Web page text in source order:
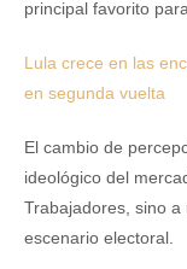
principal favorito
Lula crece en las
en segunda vuelta
El cambio de
ideológico del
Trabajadores, sino
escenario electoral.